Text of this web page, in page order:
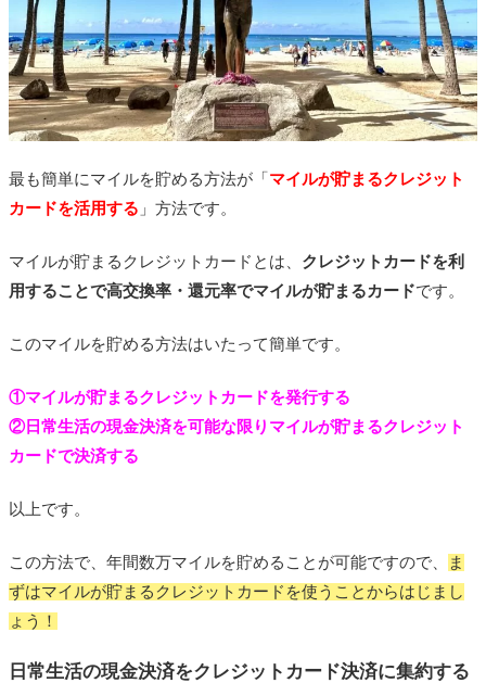
最も簡単にマイルを貯める方法が「 マイルが貯まるクレジット
カードを活用する 」方法です。
マイルが貯まるクレジットカードとは、 クレジットカードを利
用することで高交換率・還元率でマイルが貯まるカードです。
このマイルを貯める方法はいたって簡単です。
①マイルが貯まるクレジットカードを発行する
②日常生活の現金決済を可能な限りマイルが貯まるクレジット
カードで決済する
以上です。
この方法で、年間数万マイルを貯めることが可能ですので、
ま
ずはマイルが貯まるクレジットカードを使うことからはじまし
ょう！
日常生活の現金決済をクレジットカード決済に集約する